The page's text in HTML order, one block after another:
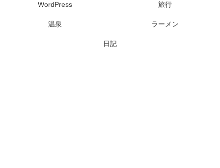
WordPress 旅行
温泉 ラーメン
日記